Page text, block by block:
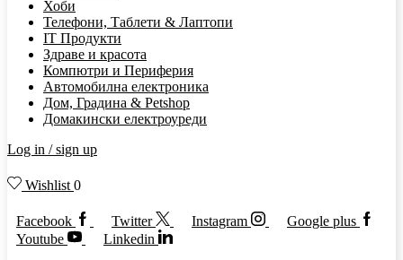
Хоби
Телефони, Таблети & Лаптопи
IT Продукти
Здраве и красота
Компютри и Периферия
Автомобилна електроника
Дом, Градина & Petshop
Домакински електроуреди
Log in / sign up
Wishlist 0
Facebook Twitter Instagram
Google plus
Youtube
Linkedin